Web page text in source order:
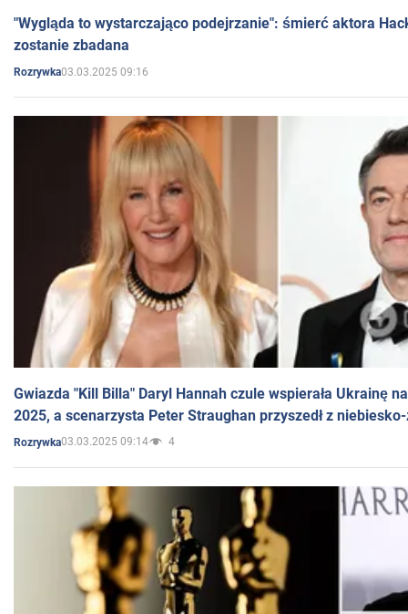
"Wygląda to wystarczająco podejrzanie": śmierć aktora
zostanie zbadana
Rozrywka03.03.2025 09:16
Gwiazda "Kill Billa" Daryl Hannah czule wspierała Ukrainę
2025, a scenarzysta Peter Straughan przyszedł z
Rozrywka03.03.2025 09:14 4